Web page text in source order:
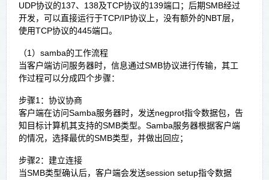
UDP协议的137、138及TCP协议的139端口；后期SMB经过
开发，可以直接运行于TCP/IP协议上，没有额外的NBT层，
使用TCP协议的445端口。
（1）samba的工作流程
当客户端访问服务器时，信息通过SMB协议进行传输，其工
作过程可以分成四个步骤：
步骤1：协议协商
客户端在访问Samba服务器时，发送negprot指令数据包，告
知目标计算机其支持的SMB类型。Samba服务器根据客户端
的情况，选择最优的SMB类型，并做出回应；
步骤2：建立连接
当SMB类型确认后，客户端会发送session setup指令数据